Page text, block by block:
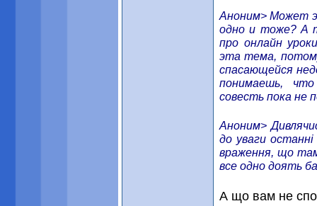
Аноним> Может
одно и тоже? А
про онлайн
эта тема,
спасающейся
понимаешь,
совесть пока не
Аноним>
до уваги
враження, що
все одно доять
А що вам не